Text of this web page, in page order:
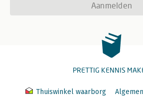
Aanmelden
PRETTIG KENNIS
Thuiswinkel waarborg